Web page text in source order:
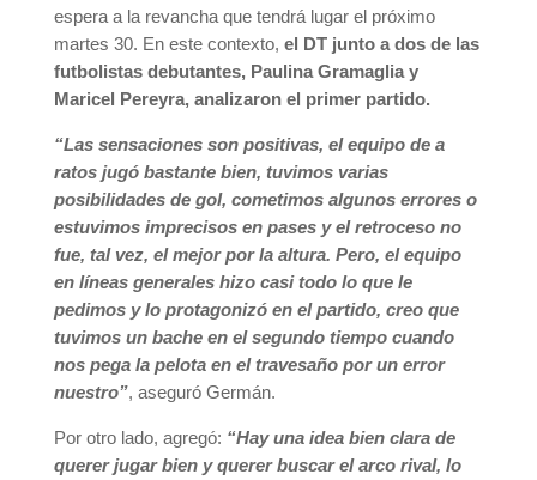
espera a la revancha que tendrá lugar el próximo
martes 30. En este contexto, el DT junto a dos de las
futbolistas debutantes, Paulina Gramaglia y
Maricel Pereyra, analizaron el primer partido.
“Las sensaciones son positivas, el equipo de a
ratos jugó bastante bien, tuvimos varias
posibilidades de gol, cometimos algunos errores o
estuvimos imprecisos en pases y el retroceso no
fue, tal vez, el mejor por la altura. Pero, el equipo
en líneas generales hizo casi todo lo que le
pedimos y lo protagonizó en el partido, creo que
tuvimos un bache en el segundo tiempo cuando
nos pega la pelota en el travesaño por un error
nuestro”, aseguró Germán.
Por otro lado, agregó: “Hay una idea bien clara de
querer jugar bien y querer buscar el arco rival, lo